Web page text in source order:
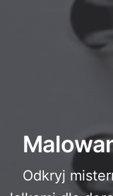
Odkryj